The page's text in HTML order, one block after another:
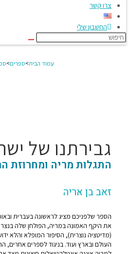
צרו קשר
החשבון שלי
עמוד הבית>ספרים>
גבירתנו של
התגלות מריה ומחרוזת
זאב בן אריה
הספר שלפניכם מציג לראשונה בעברית
את היקף האמונה במריה, הפולחן שלה
(מדיטציה נוצרית), הסיפור המופלא והלא
העולם ובארץ ועוד. בניגוד לספרים